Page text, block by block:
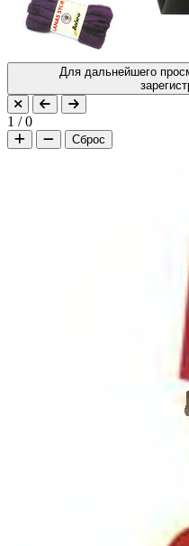
Для дальнейшего просмотра необходимо войти или
1 /0
Сброс